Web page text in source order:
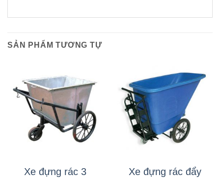
SẢN PHẨM TƯƠNG TỰ
Xe đựng rác 3
Xe đựng rác đẩy